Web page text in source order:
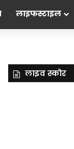
लाइफस्टाइल
लाइव स्कोर